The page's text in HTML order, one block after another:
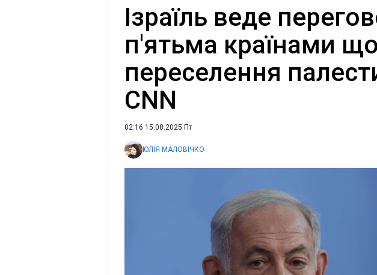
Ізраїль веде
п'ятьма країнами
переселення
CNN
02:16 15.08.2025 Пт
ЮЛІЯ МАЛОВІЧКО